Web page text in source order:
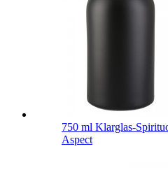
750 ml Klarglas-
Aspect